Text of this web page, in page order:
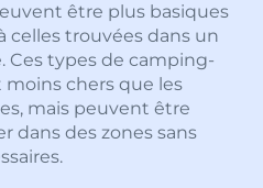
être plus basiques
celles trouvées dans un
Ces types de camping-
chers que les
mais peuvent être
dans des zones sans